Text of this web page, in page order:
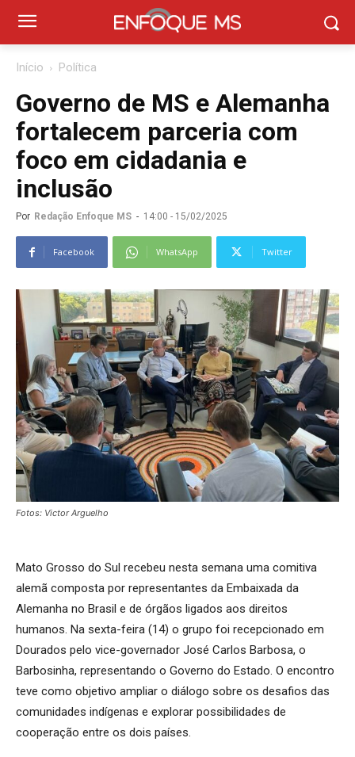
Início Política
Governo de MS e Alemanha
fortalecem parceria com
foco em cidadania e
inclusão
Por Redação Enfoque MS - 14:00 - 15/02/2025
Facebook WhatsApp Twitter
Fotos: Victor Arguelho
Mato Grosso do Sul recebeu nesta semana uma comitiva
alemã composta por representantes da Embaixada da
Alemanha no Brasil e de órgãos ligados aos direitos
humanos. Na sexta-feira (14) o grupo foi recepcionado em
Dourados pelo vice-governador José Carlos Barbosa, o
Barbosinha, representando o Governo do Estado. O encontro
teve como objetivo ampliar o diálogo sobre os desafios das
comunidades indígenas e explorar possibilidades de
cooperação entre os dois países.